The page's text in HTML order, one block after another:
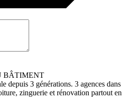
BÂTIMENT
depuis 3 générations. 3 agences dans
zinguerie et rénovation partout en